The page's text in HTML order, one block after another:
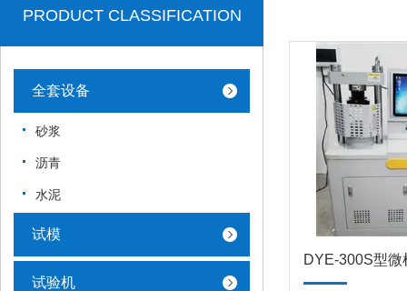
PRODUCT CLASSIFICATION
全套设备
砂浆
沥青
水泥
试模
试验机